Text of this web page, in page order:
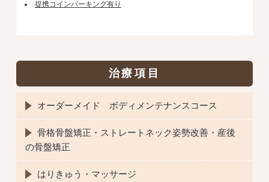
提携コインパーキング有り
治療項目
オーダーメイド ボディメンテナンスコース
骨格骨盤矯正・ストレートネック姿勢改善・産後
の骨盤矯正
はりきゅう・マッサージ